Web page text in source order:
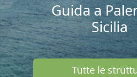
Guida a
Sicilia
Tutte le